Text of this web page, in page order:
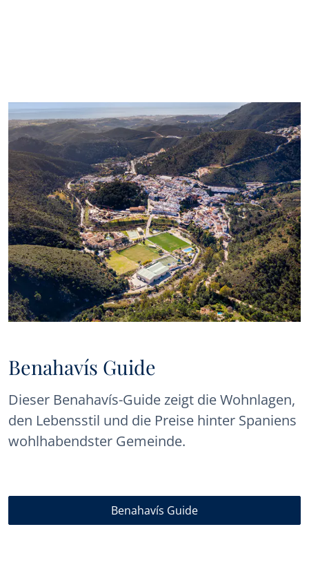
Benahavís Guide
Dieser Benahavís-Guide zeigt die Wohnlagen,
den Lebensstil und die Preise hinter Spaniens
wohlhabendster Gemeinde.
Benahavís Guide